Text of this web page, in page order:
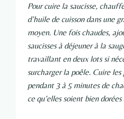
Pour cuire la saucisse,
d’huile de cuisson dans une
moyen. Une fois chaudes,
saucisses à déjeuner à la
travaillant en deux lots si
surcharger la poêle. Cuire les
pendant 3 à 5 minutes de
ce qu’elles soient bien